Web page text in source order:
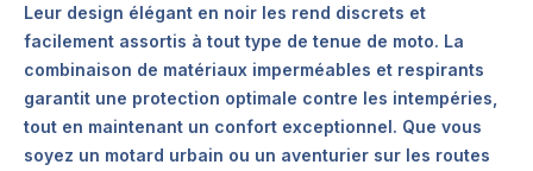
Leur design élégant en noir les rend discrets et
facilement assortis à tout type de tenue de moto. La
combinaison de matériaux imperméables et respirants
garantit une protection optimale contre les intempéries,
tout en maintenant un confort exceptionnel. Que vous
soyez un motard urbain ou un aventurier sur les routes